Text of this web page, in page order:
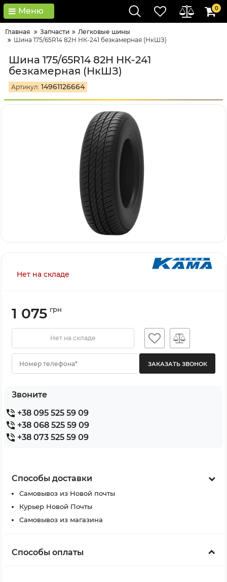
Меню 0
Главная Запчасти
Легковые шины
Шина 175/65R14 82H НК-241 безкамерная (НкШЗ)
Шина 175/65R14 82H НК-241
безкамерная (НкШЗ)
Артикул: 14961126664
Нет на складе
1 075 грн
Нет на складе
Номер телефона*
Звоните
+38 095 525 59 09
+38 068 525 59 09
+38 073 525 59 09
Способы доставки
Самовывоз из Новой почты
Курьер Новой Почты
Самовывоз из магазина
Способы оплаты